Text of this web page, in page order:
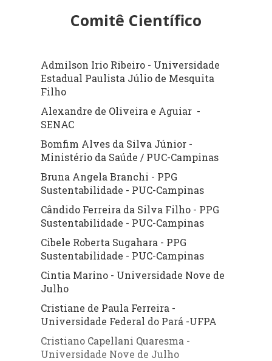
Comitê Científico
Admilson Irio Ribeiro - Universidade
Estadual Paulista Júlio de Mesquita
Filho
Alexandre de Oliveira e Aguiar -
SENAC
Bomfim Alves da Silva Júnior -
Ministério da Saúde / PUC-Campinas
Bruna Angela Branchi - PPG
Sustentabilidade - PUC-Campinas
Cândido Ferreira da Silva Filho - PPG
Sustentabilidade - PUC-Campinas
Cibele Roberta Sugahara - PPG
Sustentabilidade - PUC-Campinas
Cintia Marino - Universidade Nove de
Julho
Cristiane de Paula Ferreira -
Universidade Federal do Pará -UFPA
Cristiano Capellani Quaresma -
Universidade Nove de Julho